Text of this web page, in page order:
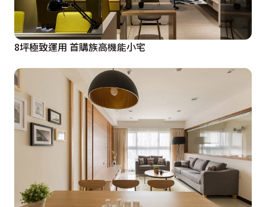
8坪極致運用 首購族高機能小宅